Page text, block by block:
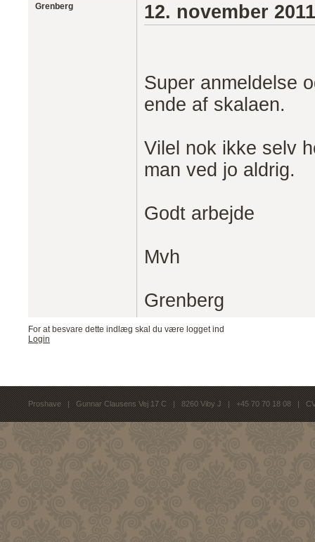
Grenberg 12. november 2011
Super anmeldelse
ende af skalaen.
Vilel nok ikke selv
man ved jo aldrig.
Godt arbejde
Mvh
Grenberg
For at besvare dette indlæg skal du være logget ind
Login
Proshave | Gunnar Clausens Vej 17 C | 8260 Viby J | +45 70 70 18 08 |